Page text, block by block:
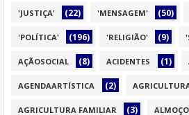
'JUSTIÇA' (22) 'MENSAGEM' (50)
'POLÍTICA' (196) 'RELIGIÃO' (9)
AÇÃOSOCIAL (8) ACIDENTES (1)
AGENDAARTÍSTICA (2)
AGRICULTURA FAMILIAR (3)